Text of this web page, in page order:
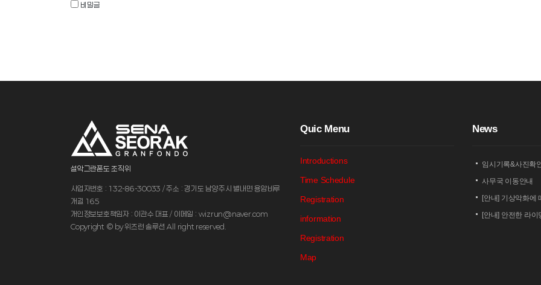
비밀글
설악그란폰도 조직위
사업자번호 : 132-86-30033 / 주소 : 경기도 남양주시 별내면 용암비루
개길 165
개인정보보호책임자 : 이관수 대표 / 이메일 : wizrun@naver.com
Copyright © by 위즈런 솔루션 All right reserved.
Quic Menu
Introductions
Time Schedule
Registration
information
Registration
Map
News
임시기록&사진확
사무국 이동안내
[안내] 기상악화에
[안내] 안전한 라